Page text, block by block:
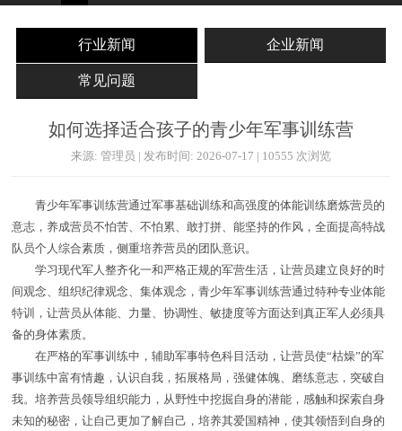
行业新闻 企业新闻
常见问题
如何选择适合孩子的青少年军事训练营
来源: 管理员 | 发布时间: 2026-07-17 | 10555 次浏览
青少年军事训练营通过军事基础训练和高强度的体能训练磨炼营员的
意志，养成营员不怕苦、不怕累、敢打拼、能坚持的作风，全面提高特战
队员个人综合素质，侧重培养营员的团队意识。
学习现代军人整齐化一和严格正规的军营生活，让营员建立良好的时
间观念、组织纪律观念、集体观念，青少年军事训练营通过特种专业体能
特训，让营员从体能、力量、协调性、敏捷度等方面达到真正军人必须具
备的身体素质。
在严格的军事训练中，辅助军事特色科目活动，让营员使“枯燥”的军
事训练中富有情趣，认识自我，拓展格局，强健体魄、磨练意志，突破自
我。培养营员领导组织能力，从野性中挖掘自身的潜能，感触和探索自身
未知的秘密，让自己更加了解自己，培养其爱国精神，使其领悟到自身的